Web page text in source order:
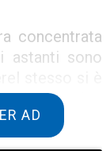
concentrata
astanti sono
improvviso
delle api.
possibile:
AD